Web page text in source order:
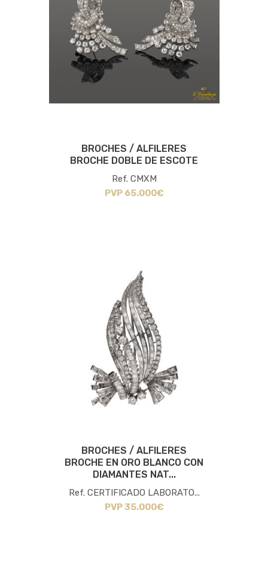
BROCHES / ALFILERES
BROCHE DOBLE DE ESCOTE
Ref. CMXM
PVP 65.000€
BROCHES / ALFILERES
BROCHE EN ORO BLANCO CON
DIAMANTES NAT...
Ref. CERTIFICADO LABORATO...
PVP 35.000€